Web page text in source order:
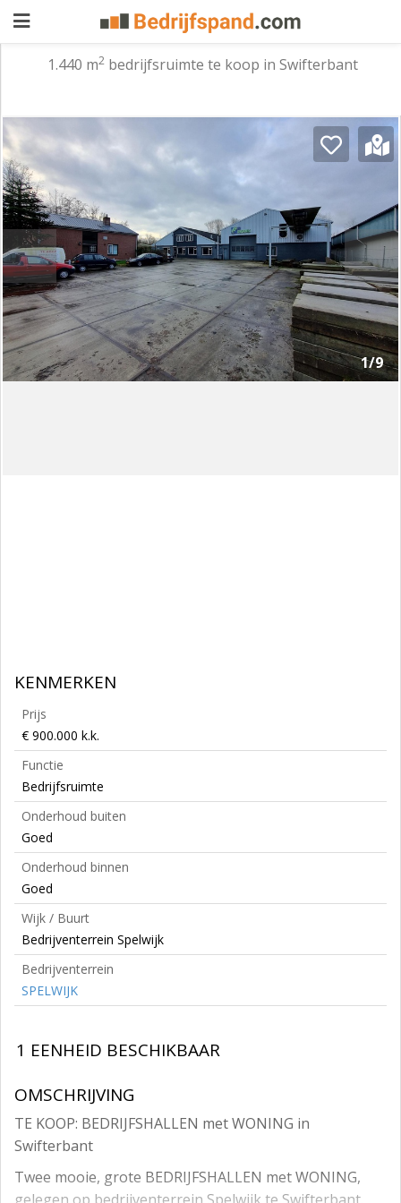
aanbieden
Pand
zoeken
Waarom
adverteren
Premium
adverteren
Blog
Registreren
Login
1.440 m2bedrijfsruimte te koop in Swifterbant
1/9
KENMERKEN
Prijs
€ 900.000 k.k.
Functie
Bedrijfsruimte
Onderhoud buiten
Goed
Onderhoud binnen
Goed
Wijk / Buurt
Bedrijventerrein Spelwijk
Bedrijventerrein
SPELWIJK
1 EENHEID BESCHIKBAAR
OMSCHRIJVING
TE KOOP: BEDRIJFSHALLEN met WONING in
Swifterbant
Twee mooie, grote BEDRIJFSHALLEN met WONING,